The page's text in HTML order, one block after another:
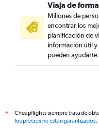
Viaja de
Millones de
encontrar los
planificación de
información útil y
pueden ayudarte
*
Cheapflights siempre trata de
los precios no están garantizados.